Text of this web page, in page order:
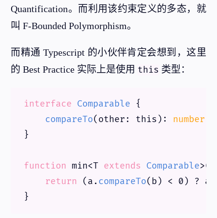
Quantification。而利用该约束定义的多态，就
叫 F-Bounded Polymorphism。
而精通 Typescript 的小伙伴肯定会想到，这里
的 Best Practice 实际上是使用 this 类型：
interface Comparable {
compareTo( other : this ): number
}
function min<T extends Comparable>(
return (a.compareTo(b) < 0 ) ? a